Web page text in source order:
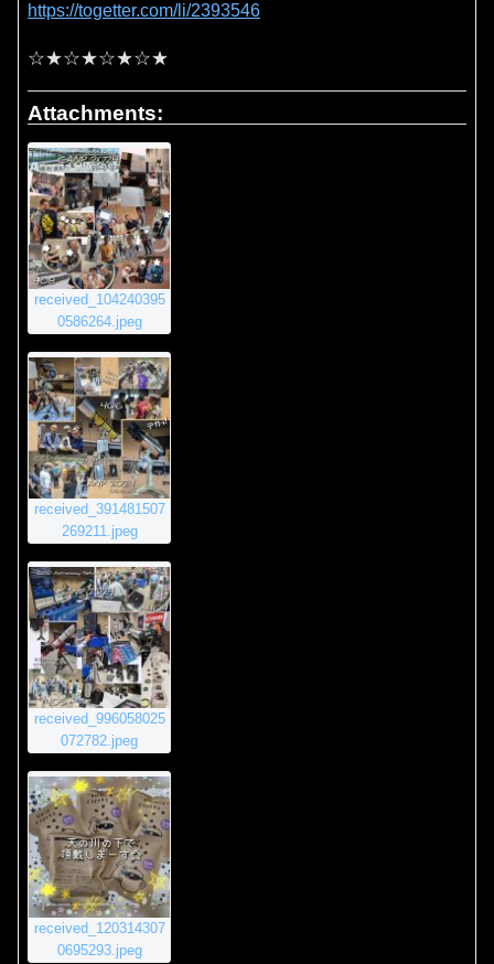
https://togetter.com/li/2393546
☆★☆★☆★☆★
Attachments:
received_104240395
0586264.jpeg
received_391481507
269211.jpeg
received_996058025
072782.jpeg
received_120314307
0695293.jpeg